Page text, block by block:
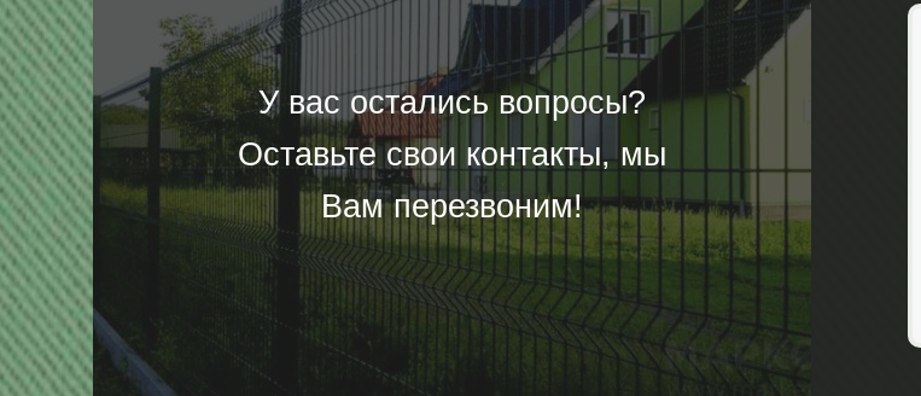
У вас остались вопросы?
Оставьте свои контакты, мы
Вам перезвоним!